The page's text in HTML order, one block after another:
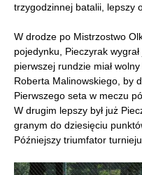
trzygodzinnej batalii, lepszy
W drodze po Mistrzostwo
pojedynku, Pieczyrak
pierwszej rundzie miał
Roberta Malinowskiego, by
Pierwszego seta w meczu
W drugim lepszy był już
granym do dziesięciu
Późniejszy triumfator turnieju